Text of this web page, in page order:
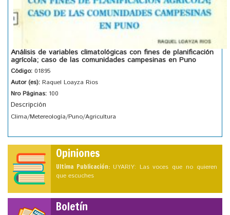
Análisis de variables climatológicas con fines de planificación
agrícola; caso de las comunidades campesinas en Puno
Código: 01895
Autor (es): Raquel Loayza Rios
Nro Páginas: 100
Descripción
Clima/Metereología/Puno/Agricultura
Opiniones
Ultima Publicación: UYARIY: Las voces que no quieren
que escuches
Boletín